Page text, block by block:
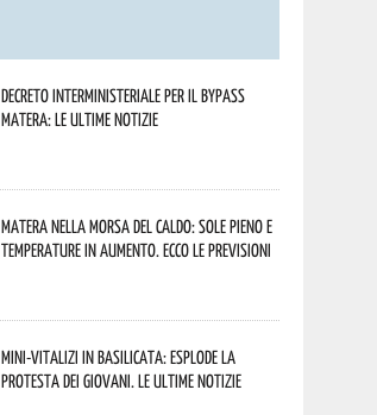
Decreto interministeriale per il Bypass
Matera: le ultime notizie
Matera nella morsa del caldo: sole pieno e
temperature in aumento. Ecco le previsioni
Mini-vitalizi in Basilicata: esplode la
protesta dei giovani. Le ultime notizie